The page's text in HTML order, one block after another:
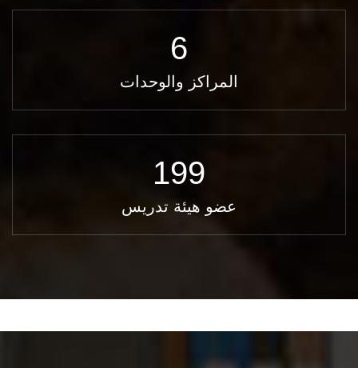
6
المراكز والوحدات
199
عضو هيئة تدريس